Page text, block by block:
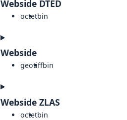
Webside DTED
octetbin
Webside
geotiffbin
Webside ZLAS
octetbin